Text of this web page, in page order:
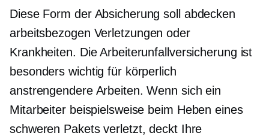
Diese Form der Absicherung soll abdecken
arbeitsbezogen Verletzungen oder
Krankheiten. Die Arbeiterunfallversicherung ist
besonders wichtig für körperlich
anstrengendere Arbeiten. Wenn sich ein
Mitarbeiter beispielsweise beim Heben eines
schweren Pakets verletzt, deckt Ihre